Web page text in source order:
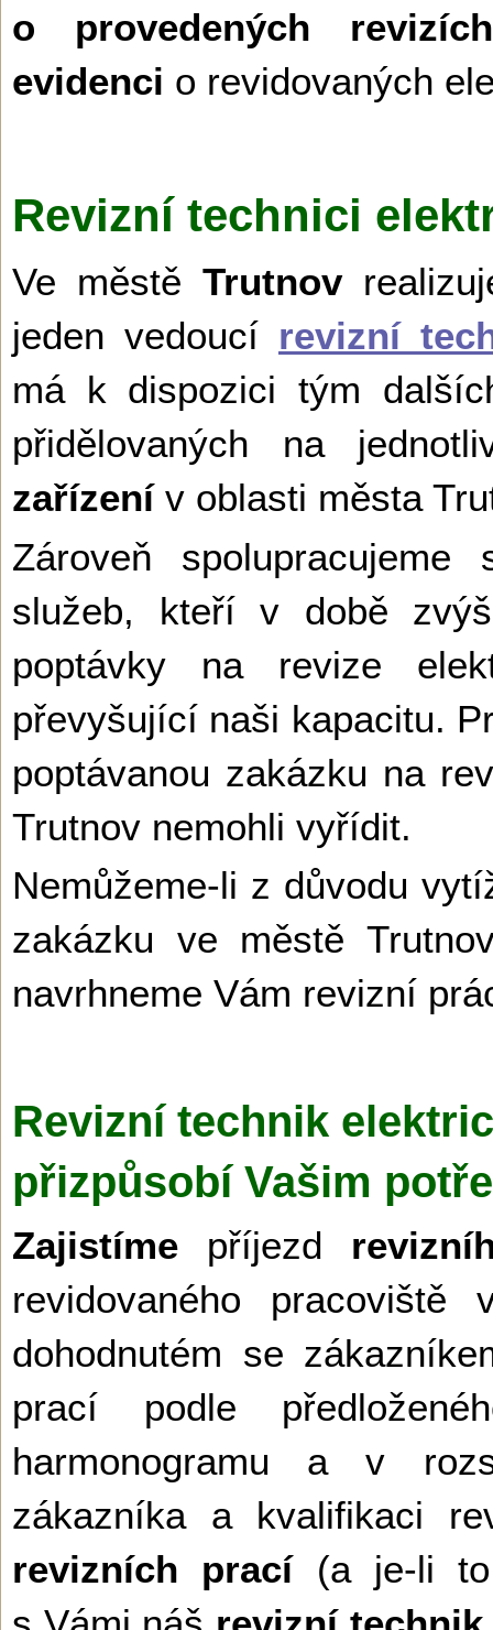
o provedených
evidenci o revidovaných
Revizní technici
Ve městě Trutnov
jeden vedoucí revizní
má k dispozici tým
přidělovaných na
zařízenív oblasti města
Zároveň
služeb, kteří v době
poptávky na revize
převyšující naši kapacitu.
poptávanou zakázku na
Trutnov nemohli vyřídit.
Nemůžeme-li z důvodu
zakázku ve městě
navrhneme Vám revizní
Revizní technik
přizpůsobí Vašim
Zajistíme příjezd
revidovaného
dohodnutém se
prací podle
harmonogramu a v
zákazníka a kvalifikaci
revizních prací(a je-li to